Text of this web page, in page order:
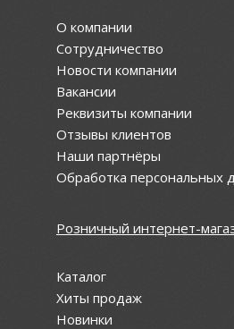
О компании
Сотрудничество
Новости компании
Вакансии
Реквизиты компании
Отзывы клиентов
Наши партнёры
Обработка персональных
Розничный интернет-
Каталог
Хиты продаж
Новинки